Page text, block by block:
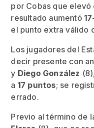
por Cobas que
resultado aumentó
el punto extra válido
Los jugadores del
decir presente con
y Diego González
a 17 puntos; se
errado.
Previo al término de